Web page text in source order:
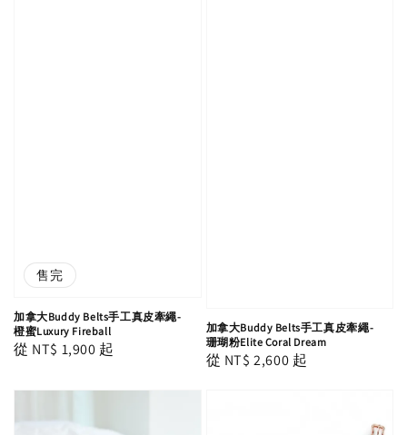
售完
加拿大Buddy Belts手工真皮牽繩-
橙蜜Luxury Fireball
Regular
從 NT$ 1,900 起
加拿大Buddy Belts手工真皮牽繩-
珊瑚粉Elite Coral Dream
Regular
從 NT$ 2,600 起